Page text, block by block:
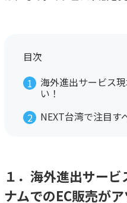
目次
海外進出サービス
い！
NEXT台湾で注目す
１．海外進出サー
ナムでのEC販売がア